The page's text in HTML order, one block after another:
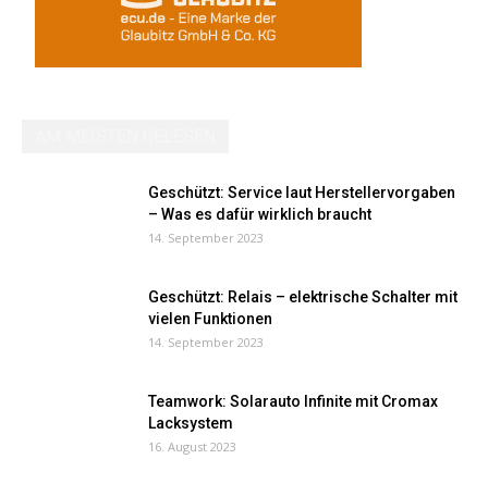
Geschützt: Service laut Herstellervorgaben
– Was es dafür wirklich braucht
14. September 2023
Geschützt: Relais – elektrische Schalter mit
vielen Funktionen
14. September 2023
Teamwork: Solarauto Infinite mit Cromax
Lacksystem
16. August 2023